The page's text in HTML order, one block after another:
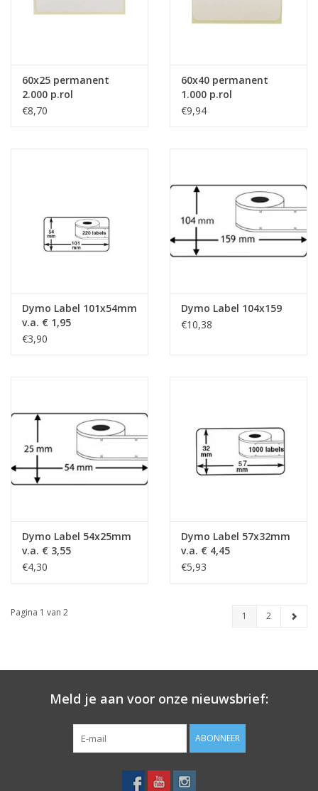
60x25 permanent
2.000 p.rol
€8,70
60x40 permanent
1.000 p.rol
€9,94
Dymo Label 101x54mm
v.a. € 1,95
€3,90
Dymo Label 104x159
€10,38
Dymo Label 54x25mm
v.a. € 3,55
€4,30
Dymo Label 57x32mm
v.a. € 4,45
€5,93
Pagina 1 van 2 1 2
Meld je aan voor onze nieuwsbrief:
ABONNEER